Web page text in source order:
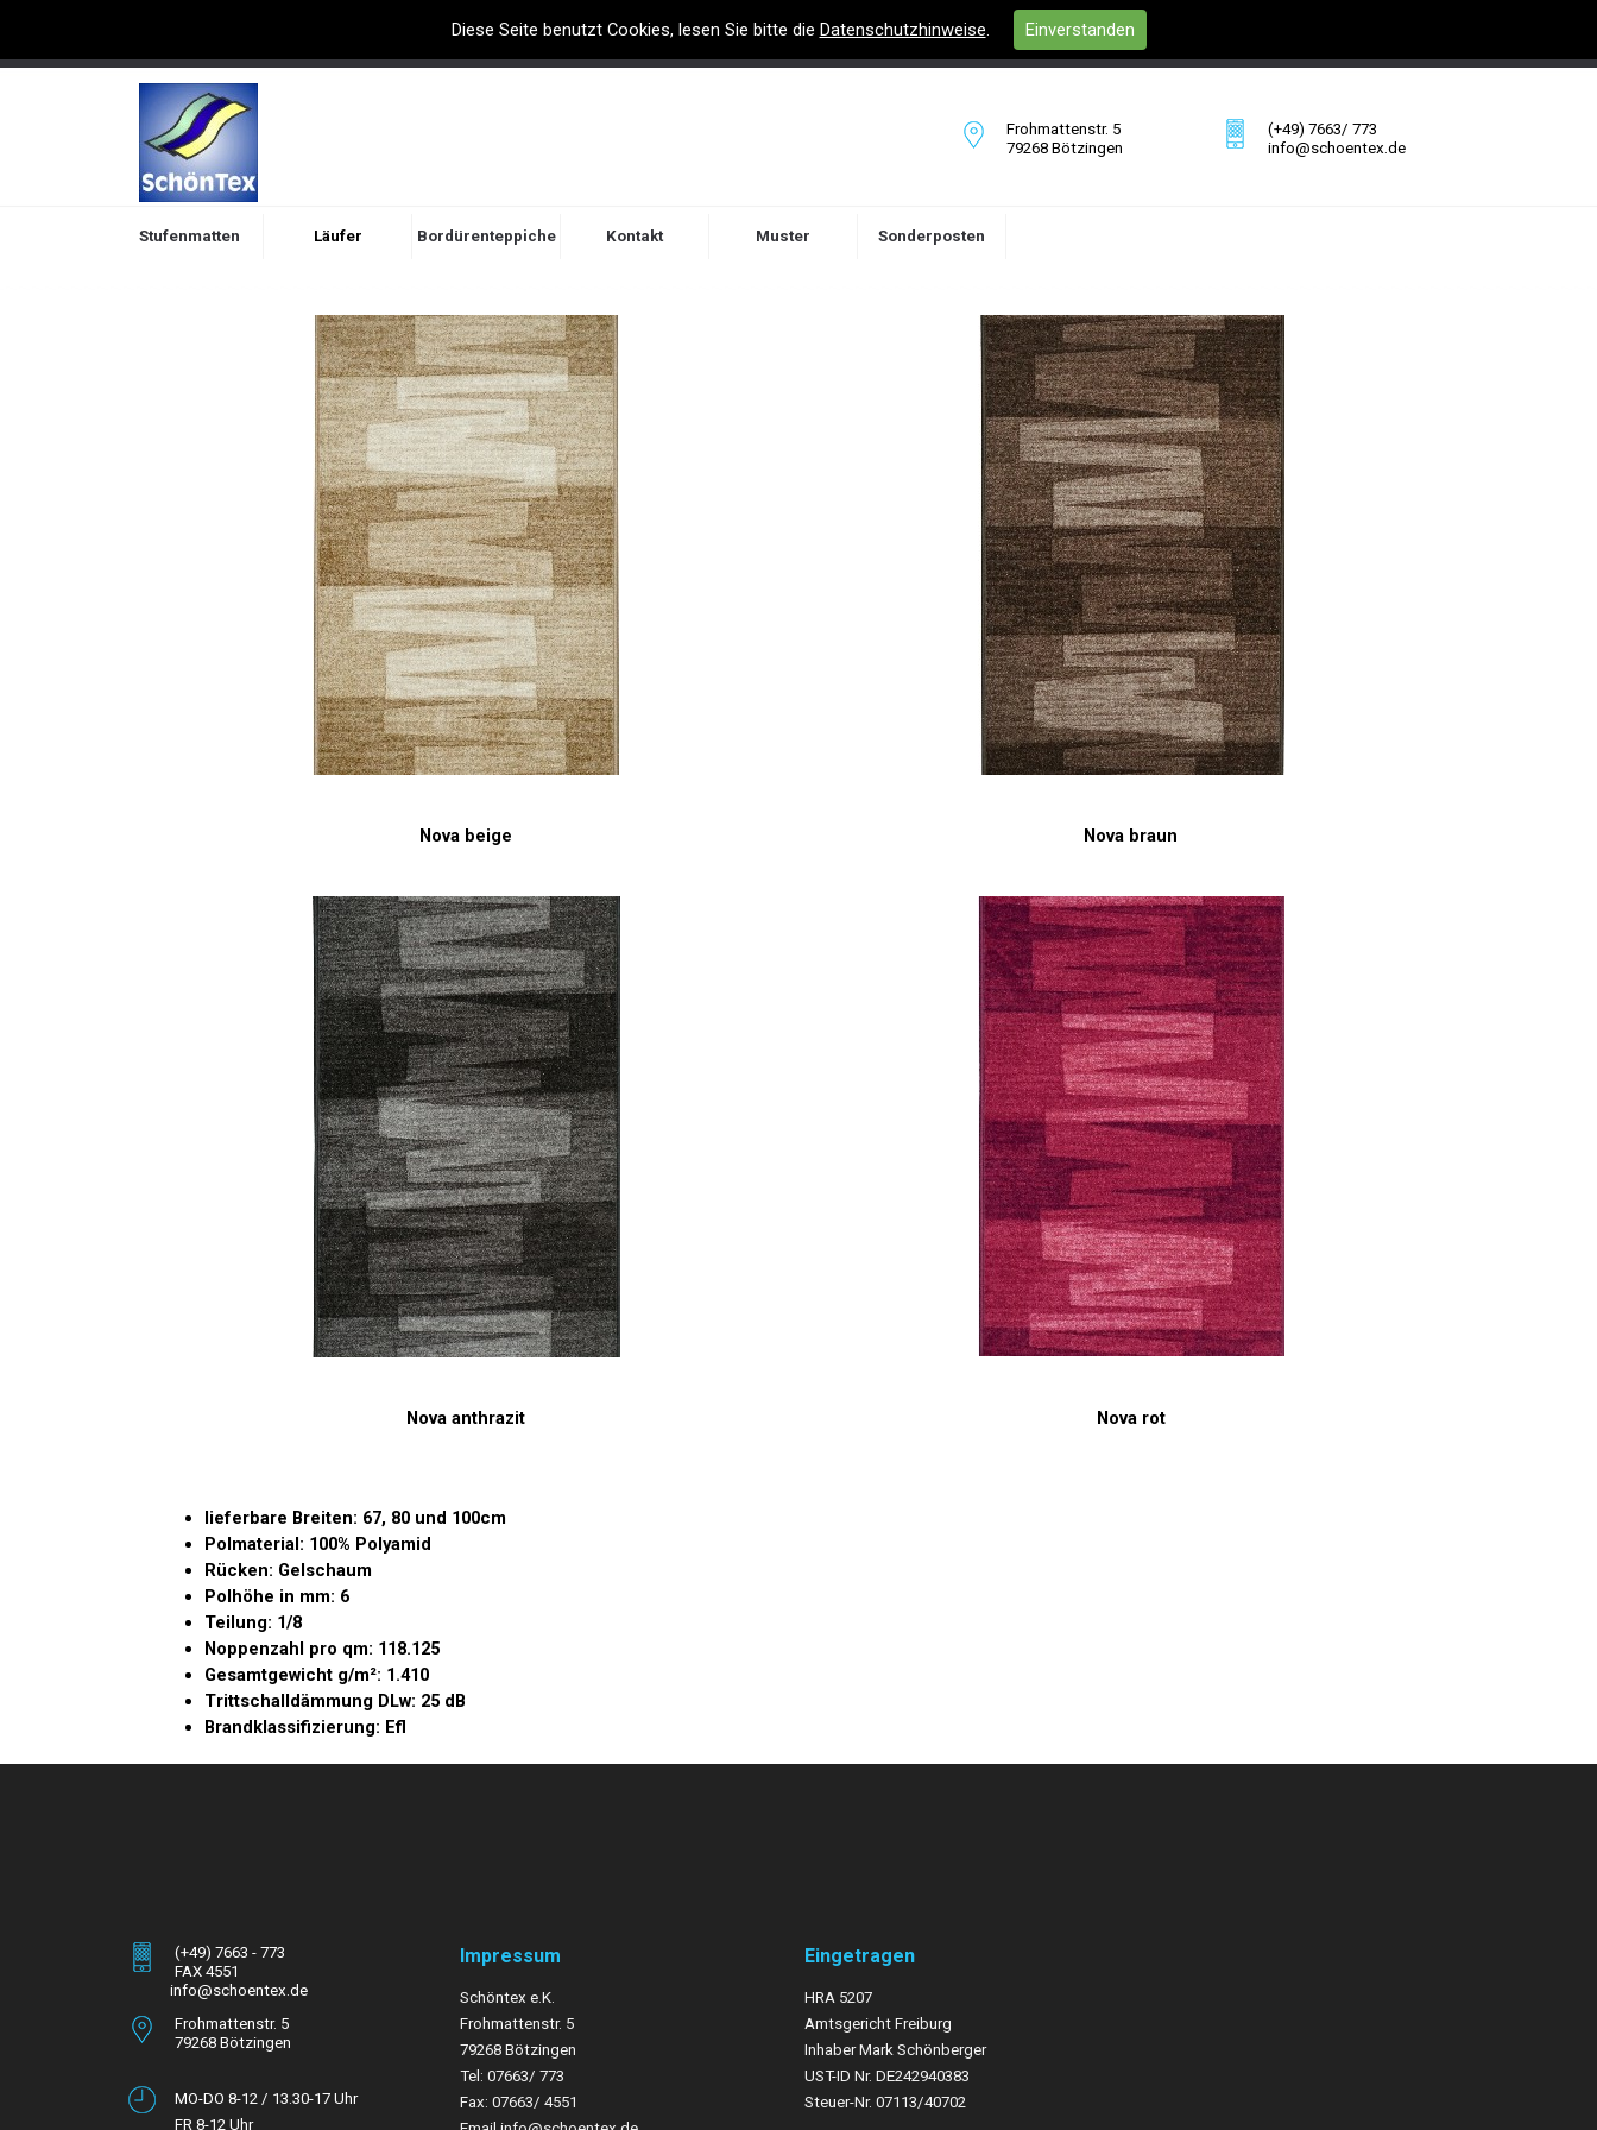
Diese Seite benutzt Cookies, lesen Sie bitte die Datenschutzhinweise. Einverstanden
Stufenmatten Läufer Bordürenteppiche Kontakt Muster Sonderposten
Frohmattenstr. 5
79268 Bötzingen
(+49) 7663/ 773
info@schoentex.de
Nova beige Nova braun
Nova anthrazit Nova rot
lieferbare Breiten: 67, 80 und 100cm
Polmaterial: 100% Polyamid
Rücken: Gelschaum
Polhöhe in mm: 6
Teilung: 1/8
Noppenzahl pro qm: 118.125
Gesamtgewicht g/m²: 1.410
Trittschalldämmung DLw: 25 dB
Brandklassifizierung: Efl
Frohmattenstr. 5
79268 Bötzingen
(+49) 7663 - 773
FAX 4551
info@schoentex.de
MO-DO 8-12 / 13.30-17 Uhr
FR 8-12 Uhr
Impressum
Schöntex e.K.
Frohmattenstr. 5
79268 Bötzingen
Tel: 07663/ 773
Fax: 07663/ 4551
Eingetragen
HRA 5207
Amtsgericht Freiburg
Inhaber Mark Schönberger
UST-ID Nr. DE242940383
Steuer-Nr. 07113/40702